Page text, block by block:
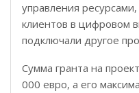
управления
клиентов в цифровом
подключали другое
Сумма гранта на
000 евро, а его